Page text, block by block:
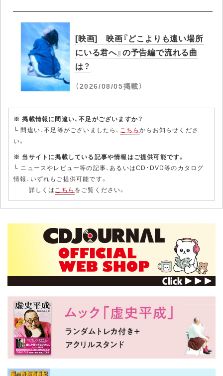
[映画] 映画『どこよりも遠い場所
にいる君へ』の予告編で流れる曲
は？
（2026/08/05掲載）
※ 掲載情報に間違い、不足がございますか？
└ 間違い、不足等がございましたら、 こちらからお知らせくださ
い。
※ 当サイトに掲載している記事や情報はご提供可能です。
└ ニュースやレビュー等の記事、あるいはCD・DVD等のカタログ
情報、いずれもご提供可能です。
詳しくはこちら をご覧ください。